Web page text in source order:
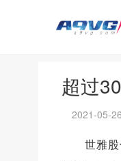
超过
2021-05-
世雅股